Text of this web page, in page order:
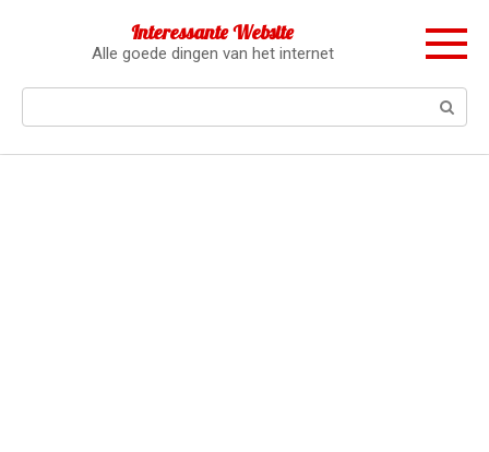
Interessante Website
Alle goede dingen van het internet